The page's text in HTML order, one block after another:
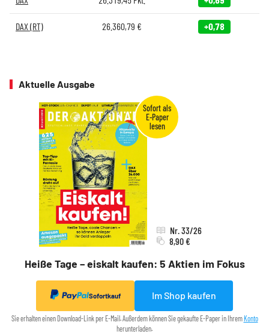
DAX (RT) 26.360,79 € +0,78
Aktuelle Ausgabe
Heiße Tage – eiskalt kaufen: 5 Aktien im Fokus
Nr. 33/26
8,90 €
Sofortkauf Im Shop kaufen
Sie erhalten einen Download-Link per E-Mail. Außerdem können Sie gekaufte E-Paper in IhremKonto
herunterladen.